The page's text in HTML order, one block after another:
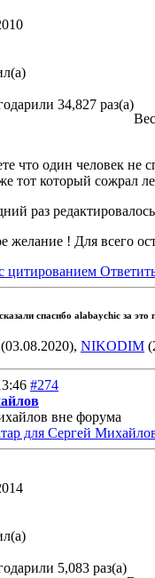
34,827 раз(а)
что один человек не
тот который сожрал
раз
желание ! Для всего
cпасибо alabaychic за это
(03.08.2020), NIKODIM
#274
5,083 раз(а)